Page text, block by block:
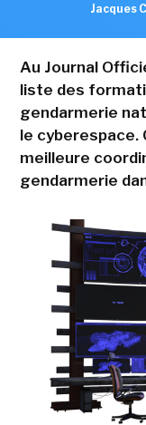
Jacques
Au Journal
liste des
gendarmerie
le cyberespace.
meilleure
gendarmerie